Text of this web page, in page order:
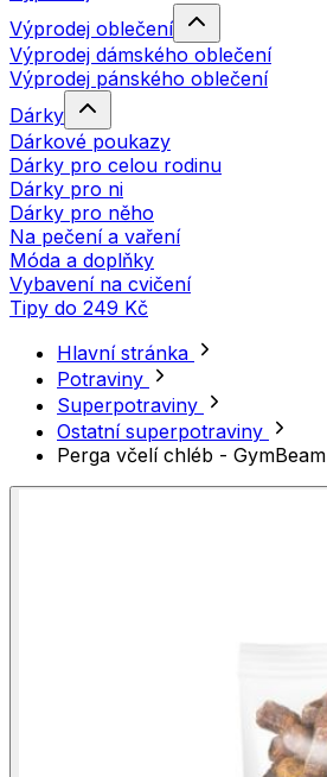
Výprodej oblečení
Výprodej dámského oblečení
Výprodej pánského oblečení
Dárky
Dárkové poukazy
Dárky pro celou rodinu
Dárky pro ni
Dárky pro něho
Na pečení a vaření
Móda a doplňky
Vybavení na cvičení
Tipy do 249 Kč
Hlavní stránka
Potraviny
Superpotraviny
Ostatní superpotraviny
Perga včelí chléb - GymBeam